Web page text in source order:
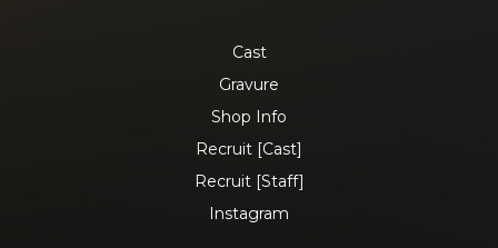
Cast
Gravure
Shop Info
Recruit [Cast]
Recruit [Staff]
Instagram